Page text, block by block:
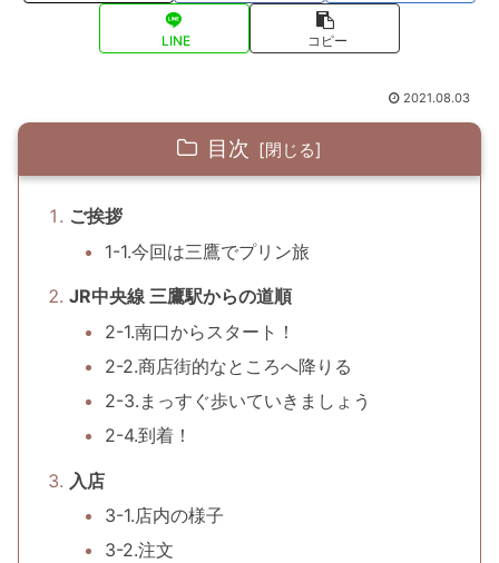
LINE コピー
2021.08.03
目次
ご挨拶
1-1.今回は三鷹でプリン旅
JR中央線 三鷹駅からの道順
2-1.南口からスタート！
2-2.商店街的なところへ降りる
2-3.まっすぐ歩いていきましょう
2-4.到着！
入店
3-1.店内の様子
3-2.注文